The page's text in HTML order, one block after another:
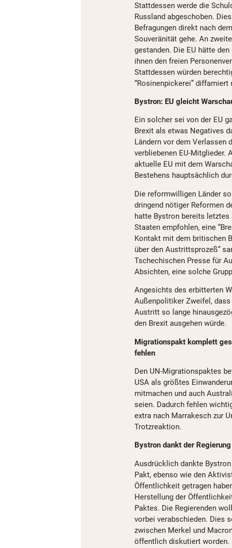
Stattdessen werde die
Russland abgeschoben.
Befragungen direkt nach
Souveränität gehe. An
gestanden. Die EU hätte
ihnen den freien
Stattdessen würden
“Rosinenpickerei”
Bystron: EU gleicht
Ein solcher sei von der EU
Brexit als etwas Negatives
Ländern vor dem Verlassen
verbliebenen EU-Mitglieder.
aktuelle EU mit dem
Bestehens hauptsächlich
Die reformwilligen Länder
dringend nötiger Reformen
hatte Bystron bereits letztes
Staaten empfohlen, eine
Kontakt mit dem britischen
über den Austrittsprozeß”
Tschechischen Presse für
Absichten, eine solche
Angesichts des erbitterten
Außenpolitiker Zweifel,
Austritt so lange
den Brexit ausgehen würde.
Migrationspakt komplett
fehlen
Den UN-Migrationspaktes
USA als größtes
mitmachen und auch
seien. Dadurch fehlen
extra nach Marrakesch zur
Trotzreaktion.
Bystron dankt der
Ausdrücklich dankte
Pakt, ebenso wie den
Öffentlichkeit getragen
Herstellung der
Paktes. Die Regierenden
vorbei verabschieden. Dies
zwischen Merkel und
öffentlich diskutiert worden.